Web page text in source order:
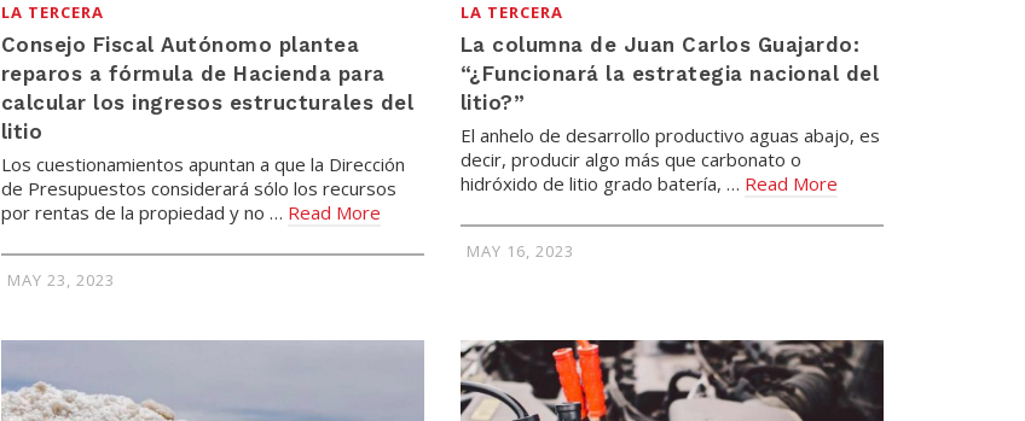
LA TERCERA
Consejo Fiscal Autónomo plantea
reparos a fórmula de Hacienda para
calcular los ingresos estructurales del
litio
Los cuestionamientos apuntan a que la Dirección
de Presupuestos considerará sólo los recursos
por rentas de la propiedad y no … Read More
MAY 23, 2023
LA TERCERA
La columna de Juan Carlos Guajardo:
“¿Funcionará la estrategia nacional del
litio?”
El anhelo de desarrollo productivo aguas abajo, es
decir, producir algo más que carbonato o
hidróxido de litio grado batería, … Read More
MAY 16, 2023